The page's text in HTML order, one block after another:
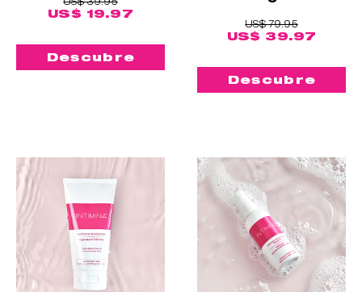
US$ 19.97
Descubre
US$ 79.95
US$ 39.97
Descubre